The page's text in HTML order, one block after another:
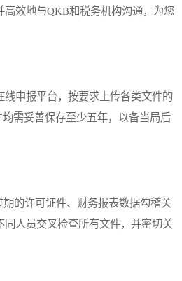
效地与QKB和税务机构沟通，为您
申报平台，按要求上传各类文件的
需妥善保存至少五年，以备当局后
的许可证件、财务报表数据勾稽关
人员交叉检查所有文件，并密切关